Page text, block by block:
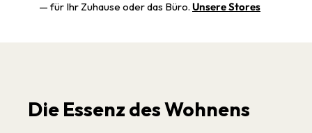
— für Ihr Zuhause oder das Büro. Unsere Stores
Die Essenz des Wohnens